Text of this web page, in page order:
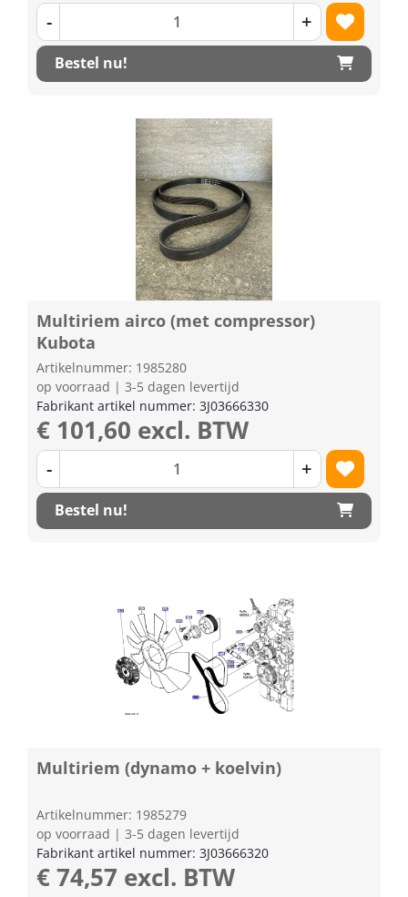
- +
Bestel nu!
Multiriem airco (met compressor)
Kubota
Artikelnummer: 1985280
op voorraad | 3-5 dagen levertijd
Fabrikant artikel nummer: 3J03666330
€ 101,60 excl. BTW
- +
Bestel nu!
Multiriem (dynamo + koelvin)
Artikelnummer: 1985279
op voorraad | 3-5 dagen levertijd
Fabrikant artikel nummer: 3J03666320
€ 74,57 excl. BTW